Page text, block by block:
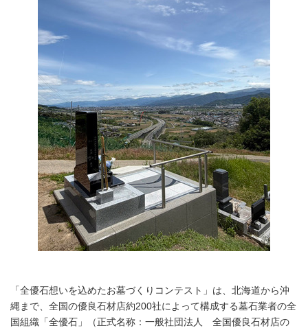
「全優石想いを込めたお墓づくりコンテスト」は、北海道から沖
縄まで、全国の優良石材店約200社によって構成する墓石業者の全
国組織「全優石」（正式名称：一般社団法人 全国優良石材店の